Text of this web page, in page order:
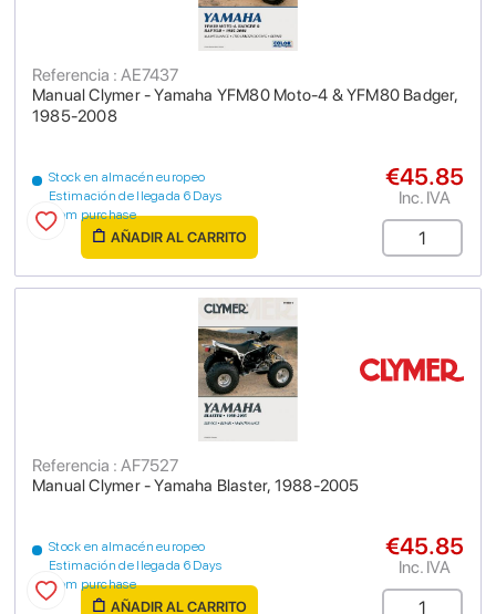
Manual Clymer - Yamaha YFM80 Moto-4 & YFM80 Badger,
1985-2008
Referencia : AE7437
Stock en almacén europeo
Estimación de llegada 6 Days
from purchase
€45.85
Inc. IVA
AÑADIR AL CARRITO
Manual Clymer - Yamaha Blaster, 1988-2005
Referencia : AF7527
Stock en almacén europeo
Estimación de llegada 6 Days
from purchase
€45.85
Inc. IVA
AÑADIR AL CARRITO